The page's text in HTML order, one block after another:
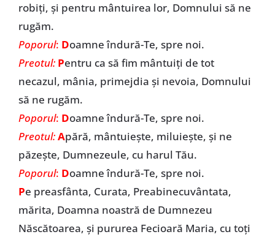
robiți, și pentru mântuirea lor, Domnului să ne
rugăm.
Poporul: Doamne îndură-Te, spre noi.
Preotul: Pentru ca să fim mântuiți de tot
necazul, mânia, primejdia și nevoia, Domnului
să ne rugăm.
Poporul: Doamne îndură-Te, spre noi.
Preotul:Apără, mântuiește, miluiește, și ne
păzește, Dumnezeule, cu harul Tău.
Poporul: Doamne îndură-Te, spre noi.
Pe preasfânta, Curata, Preabinecuvântata,
mărita, Doamna noastră de Dumnezeu
Născătoarea, și pururea Fecioară Maria, cu toți